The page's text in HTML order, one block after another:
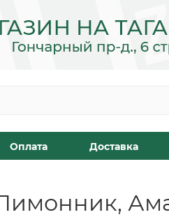
Оплата Доставка